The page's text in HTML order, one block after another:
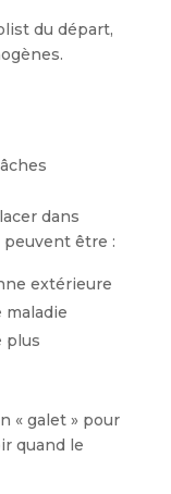
du départ,
dans
être :
extérieure
plus
« galet » pour
quand le